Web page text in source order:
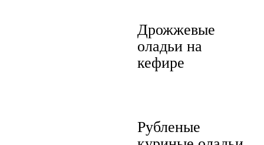
Дрожжевые
оладьи на
кефире
Рубленые